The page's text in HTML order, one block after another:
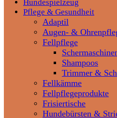
Hundespielzeug
Pflege & Gesundheit
Adaptil
Augen- &
Fellpflege
Shampoos
Trimmer &
Fellkämme
Fellpflegeprodukte
Frisiertische
Hundebürsten &